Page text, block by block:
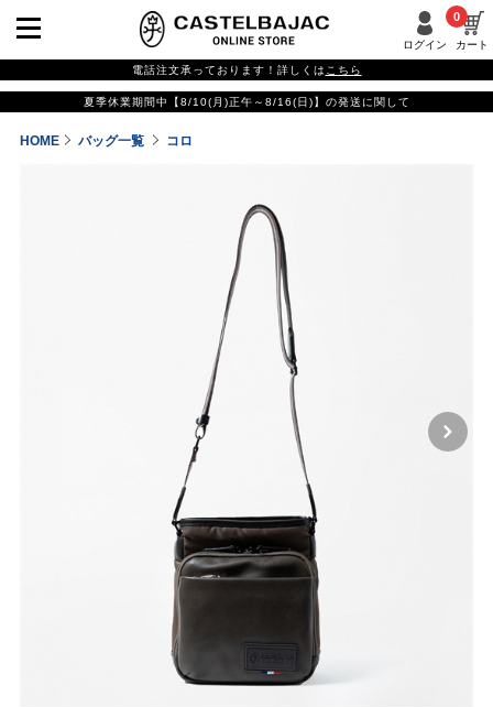
ログイン カート
0
電話注文承っております！詳しくは こちら
夏季休業期間中【8/10(月)正午～8/16(日)】の発送に関して
HOME バッグ一覧 コロ